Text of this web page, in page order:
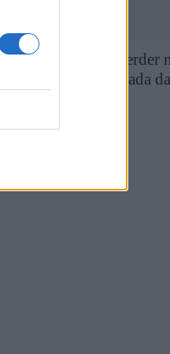
Chaves entra a perder
Super com goleada da